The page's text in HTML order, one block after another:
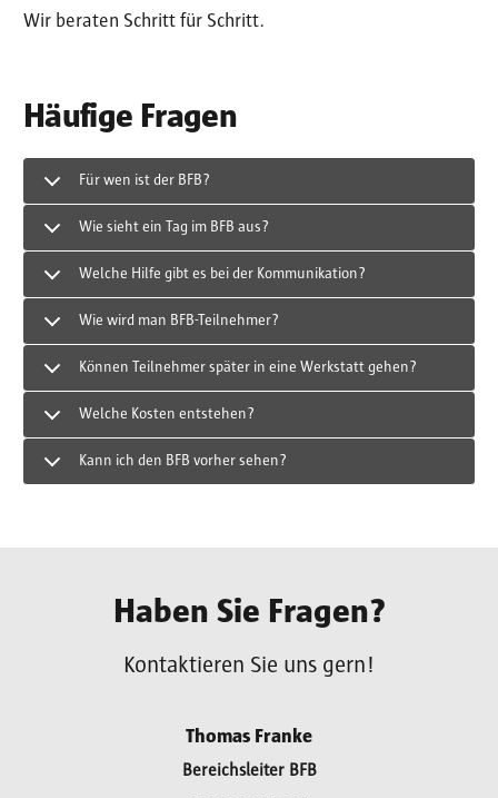
Wir beraten Schritt für Schritt.
Häufige Fragen
Für wen ist der BFB?
Wie sieht ein Tag im BFB aus?
Welche Hilfe gibt es bei der Kommunikation?
Wie wird man BFB-Teilnehmer?
Können Teilnehmer später in eine Werkstatt gehen?
Welche Kosten entstehen?
Kann ich den BFB vorher sehen?
Haben Sie Fragen?
Kontaktieren Sie uns gern!
Thomas Franke
Bereichsleiter BFB